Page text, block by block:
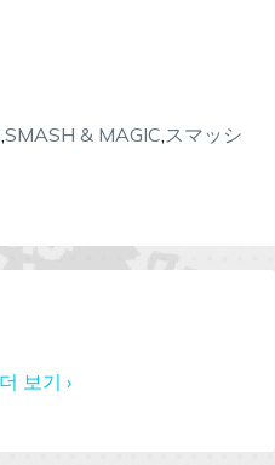
SMASH & MAGIC スマッシ
보기 ›